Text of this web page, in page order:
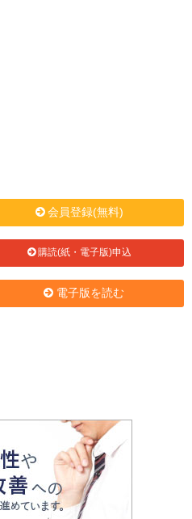
会員登録(無料)
購読(紙・電子版)申込
電子版を読む